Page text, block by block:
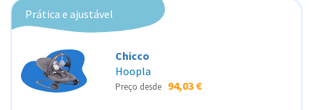
Prática e ajustável
Chicco
Hoopla
Preço desde 94,03 €